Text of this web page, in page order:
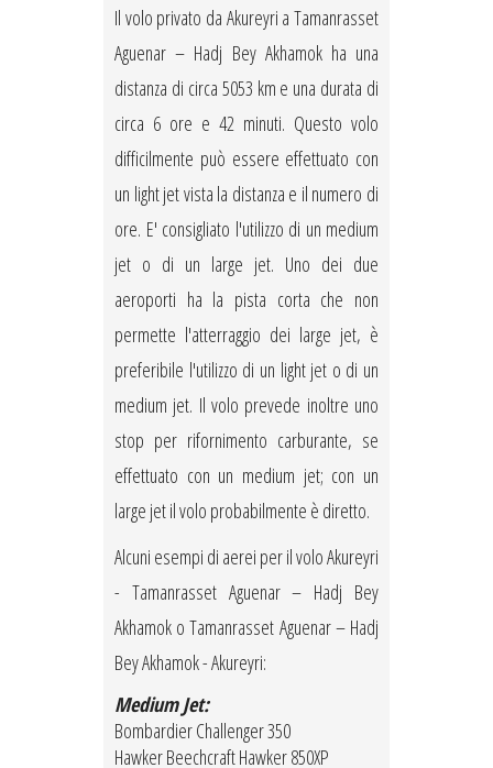
Il volo privato da Akureyri a Tamanrasset
Aguenar – Hadj Bey Akhamok ha una
distanza di circa 5053 km e una durata di
circa 6 ore e 42 minuti. Questo volo
difficilmente può essere effettuato con
un light jet vista la distanza e il numero di
ore. E' consigliato l'utilizzo di un medium
jet o di un large jet. Uno dei due
aeroporti ha la pista corta che non
permette l'atterraggio dei large jet, è
preferibile l'utilizzo di un light jet o di un
medium jet. Il volo prevede inoltre uno
stop per rifornimento carburante, se
effettuato con un medium jet; con un
large jet il volo probabilmente è diretto.
Alcuni esempi di aerei per il volo Akureyri
- Tamanrasset Aguenar – Hadj Bey
Akhamok o Tamanrasset Aguenar – Hadj
Bey Akhamok - Akureyri:
Medium Jet:
Bombardier Challenger 350
Hawker Beechcraft Hawker 850XP